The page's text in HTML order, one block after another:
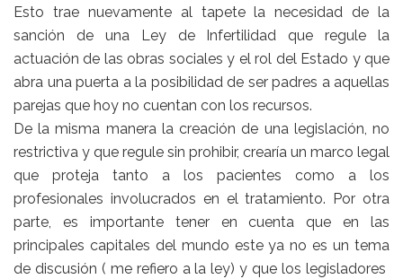
Esto trae nuevamente al tapete la necesidad de la
sanción de una Ley de Infertilidad que regule la
actuación de las obras sociales y el rol del Estado y que
abra una puerta a la posibilidad de ser padres a aquellas
parejas que hoy no cuentan con los recursos.
De la misma manera la creación de una legislación, no
restrictiva y que regule sin prohibir, crearía un marco legal
que proteja tanto a los pacientes como a los
profesionales involucrados en el tratamiento. Por otra
parte, es importante tener en cuenta que en las
principales capitales del mundo este ya no es un tema
de discusión ( me refiero a la ley) y que los legisladores